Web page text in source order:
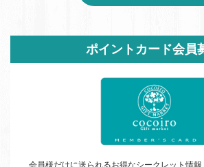
イ
ポイントカード会員
会員様だけに送られるお得なシークレット情